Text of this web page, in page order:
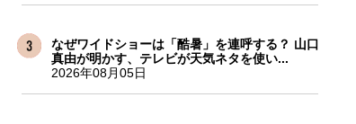
なぜワイドショーは「酷暑」を連呼する？ 山口
真由が明かす、テレビが天気ネタを使い...
2026年08月05日